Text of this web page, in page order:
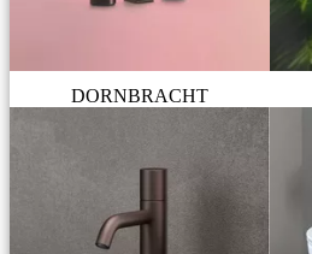
DORNBRACHT